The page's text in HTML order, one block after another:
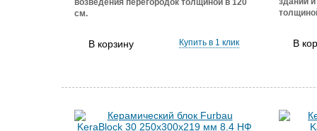
возведения перегородок толщиной в 120
см.
В корзину Купить в 1 клик В